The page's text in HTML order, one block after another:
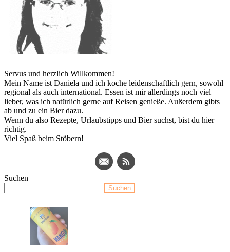
Servus und herzlich Willkommen!
Mein Name ist Daniela und ich koche leidenschaftlich gern, sowohl
regional als auch international. Essen ist mir allerdings noch viel
lieber, was ich natürlich gerne auf Reisen genieße. Außerdem gibts
ab und zu ein Bier dazu.
Wenn du also Rezepte, Urlaubstipps und Bier suchst, bist du hier
richtig.
Viel Spaß beim Stöbern!
Suchen
Suchen